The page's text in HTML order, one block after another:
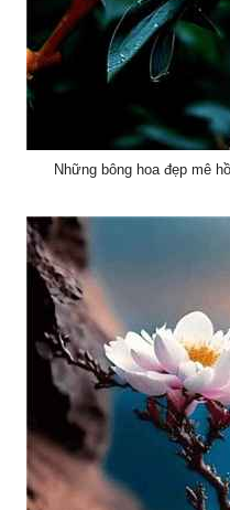
Những bông hoa đẹp mê